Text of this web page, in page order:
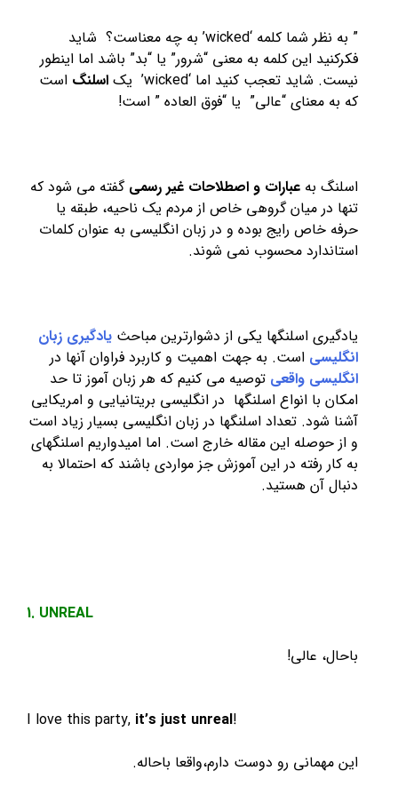
” به نظر شما کلمه ‘wicked’ به چه معناست؟ شاید
فکرکنید این کلمه به معنی “شرور” یا “بد” باشد اما اینطور
نیست. شاید تعجب کنید اما ‘wicked’ یک
اسلنگ است
که به معنای “عالی” یا “فوق العاده ” است!
اسلنگ به عبارات و اصطلاحات غیر رسمی گفته می شود که
تنها در میان گروهی خاص از مردم یک ناحیه، طبقه یا
حرفه خاص رایج بوده و در زبان انگلیسی به عنوان کلمات
استاندارد محسوب نمی شوند.
یادگیری اسلنگها یکی از دشوارترین مباحث یادگیری زبان
انگلیسی است. به جهت اهمیت و کاربرد فراوان آنها در
انگلیسی واقعی توصیه می کنیم که هر زبان آموز تا حد
امکان با انواع اسلنگها در انگلیسی بریتانیایی و امریکایی
آشنا شود. تعداد اسلنگها در زبان انگلیسی بسیار زیاد است
و از حوصله این مقاله خارج است. اما امیدواریم اسلنگهای
به کار رفته در این آموزش جز مواردی باشند که احتمالا به
دنبال آن هستید.
1. UNREAL
باحال، عالی!
I love this party, it’s just unreal!
این مهمانی رو دوست دارم،واقعا باحاله.